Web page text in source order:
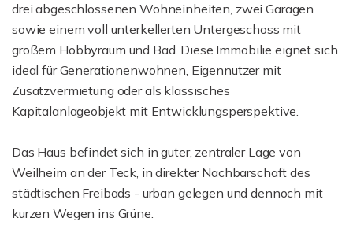
drei abgeschlossenen Wohneinheiten, zwei Garagen
sowie einem voll unterkellerten Untergeschoss mit
großem Hobbyraum und Bad. Diese Immobilie eignet sich
ideal für Generationenwohnen, Eigennutzer mit
Zusatzvermietung oder als klassisches
Kapitalanlageobjekt mit Entwicklungsperspektive.
Das Haus befindet sich in guter, zentraler Lage von
Weilheim an der Teck, in direkter Nachbarschaft des
städtischen Freibads - urban gelegen und dennoch mit
kurzen Wegen ins Grüne.